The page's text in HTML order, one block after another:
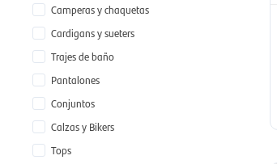
Camperas y chaquetas
Cardigans y sueters
Trajes de baño
Pantalones
Conjuntos
Calzas y Bikers
Tops